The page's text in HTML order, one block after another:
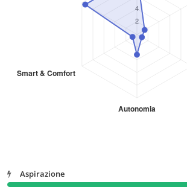
Aspirazione